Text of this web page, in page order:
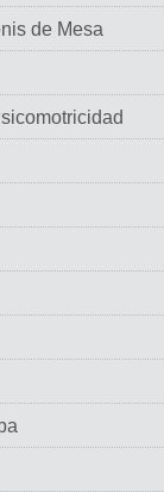
de Mesa